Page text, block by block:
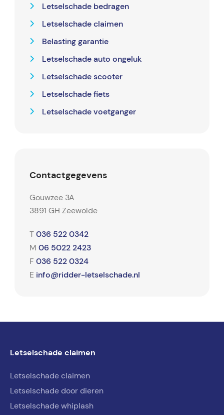
Letselschade bedragen
Letselschade claimen
Belasting garantie
Letselschade auto ongeluk
Letselschade scooter
Letselschade fiets
Letselschade voetganger
Contactgegevens
Gouwzee 3A
3891 GH Zeewolde
T 036 522 0342
M 06 5022 2423
F 036 522 0324
E info@ridder-letselschade.nl
Letselschade claimen
Letselschade claimen
Letselschade door dieren
Letselschade whiplash